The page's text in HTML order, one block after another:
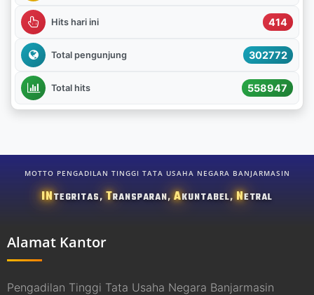
Hits hari ini 414
Total pengunjung 302772
Total hits 558947
MOTTO PENGADILAN TINGGI TATA USAHA NEGARA BANJARMASIN
INTEGRITAS,TRANSPARAN,AKUNTABEL,NETRAL
Alamat Kantor
Pengadilan Tinggi Tata Usaha Negara Banjarmasin